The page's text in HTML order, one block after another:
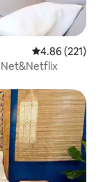
レビュー221
4.86 (221)
Net&Netflix